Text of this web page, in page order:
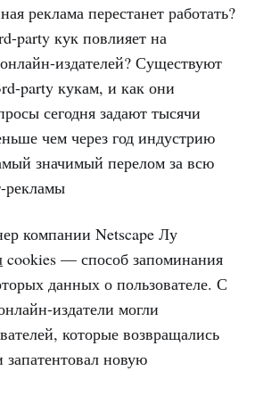
реклама перестанет работать?
party кук повлияет на
издателей? Существуют
party кукам, и как они
сегодня задают тысячи
чем через год индустрию
значимый перелом за всю
рекламы
компании Netscape Лу
cookies — способ запоминания
данных о пользователе. С
издатели могли
которые возвращались
новую